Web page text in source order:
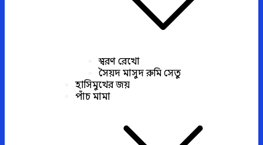
স্বরণ রেখো
সৈয়দ মাসুদ রুমি সেতু
হাসিমুখের জয়
পাঁচ মামা